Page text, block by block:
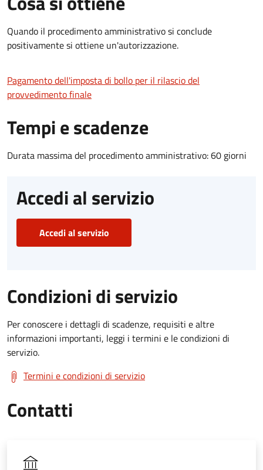
Quando il procedimento amministrativo si conclude
positivamente si ottiene un'autorizzazione.
Pagamento dell'imposta di bollo per il rilascio del
provvedimento finale
Tempi e scadenze
Durata massima del procedimento amministrativo: 60 giorni
Accedi al servizio
Accedi al servizio
Condizioni di servizio
Per conoscere i dettagli di scadenze, requisiti e altre
informazioni importanti, leggi i termini e le condizioni di
servizio.
Termini e condizioni di servizio
Contatti